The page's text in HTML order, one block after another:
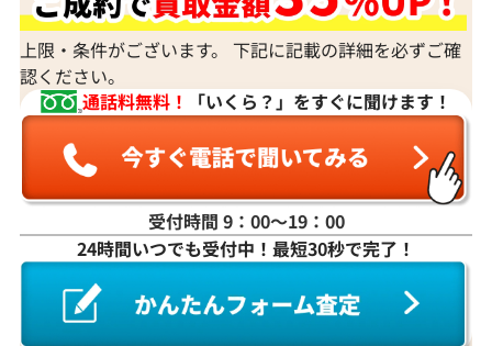
身分証明書がなぜ必要？
上限・条件がございます。 下記に記載の詳細を必ずご確
認ください。
通話料無料！
「いくら？」をすぐに聞けます！
受付時間 9：00〜19：00
24時間いつでも受付中！最短30秒で完了！